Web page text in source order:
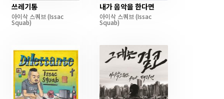
쓰레기통
아이삭 스쿼브 (Issac
Squab)
내가 음악을 한다면
아이삭 스쿼브 (Issac
Squab)